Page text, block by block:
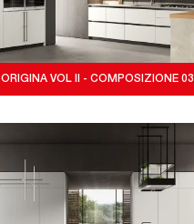
ORIGINA VOL II - COMPOSIZIONE 03